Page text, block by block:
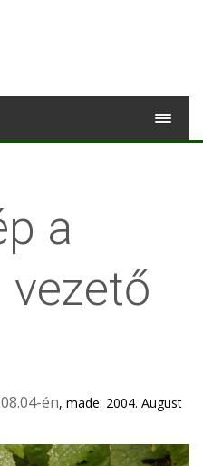
a
vezető
én, made: 2004. August